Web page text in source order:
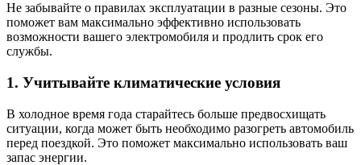
Не забывайте о правилах эксплуатации в разные сезоны. Это
поможет вам максимально эффективно использовать
возможности вашего электромобиля и продлить срок его
службы.
1. Учитывайте климатические условия
В холодное время года старайтесь больше предвосхищать
ситуации, когда может быть необходимо разогреть автомобиль
перед поездкой. Это поможет максимально использовать ваш
запас энергии.